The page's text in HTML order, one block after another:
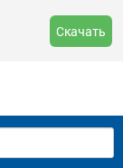
Скачать